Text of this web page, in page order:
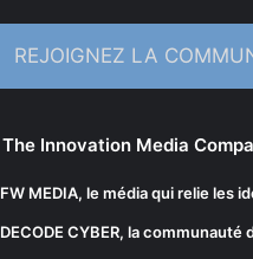
REJOIGNEZ LA
The Innovation Media
FW MEDIA, le média qui relie les
DECODE CYBER, la communauté